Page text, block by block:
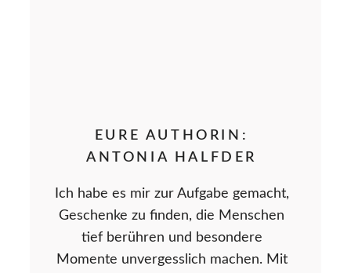
EURE AUTHORIN:
ANTONIA HALFDER
Ich habe es mir zur Aufgabe gemacht,
Geschenke zu finden, die Menschen
tief berühren und besondere
Momente unvergesslich machen. Mit